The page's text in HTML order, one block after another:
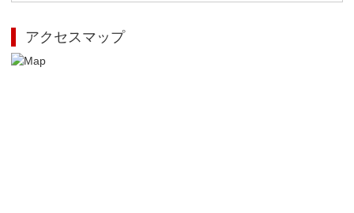
アクセスマップ